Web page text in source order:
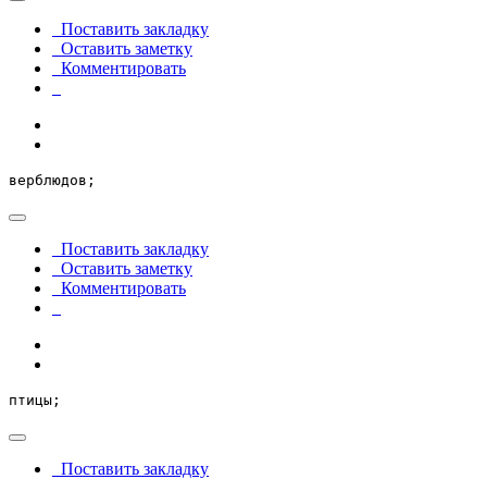
Поставить закладку
Оставить заметку
Комментировать
верблюдов;
Поставить закладку
Оставить заметку
Комментировать
птицы;
Поставить закладку